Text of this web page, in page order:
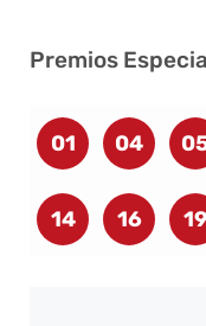
Premios
01 04
14 16 19